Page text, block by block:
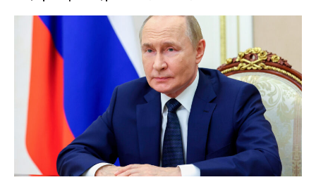
ψησταριά
07/08 07:30